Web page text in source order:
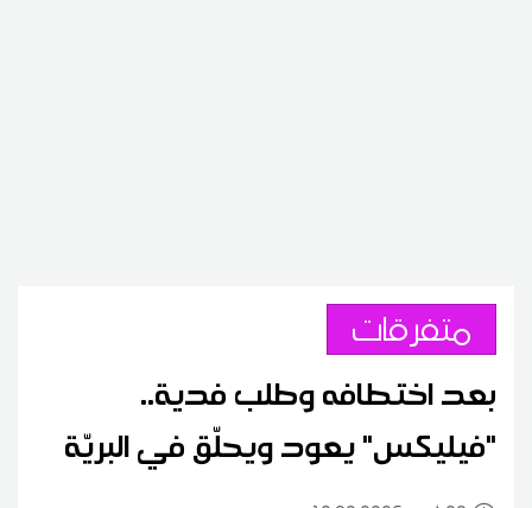
متفرقات
بعد اختطافه وطلب فدية..
"فيليكس" يعود ويحلّق في البريّة